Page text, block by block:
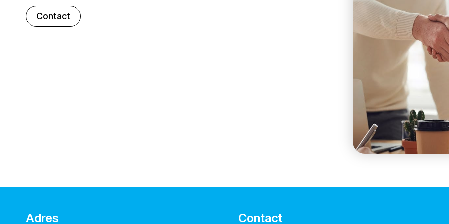
Contact
Adres Contact